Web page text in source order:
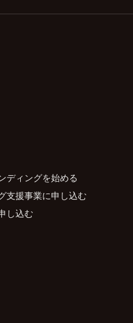
ディングを始める
支援事業に申し込む
し込む